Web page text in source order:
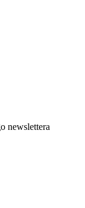
newslettera